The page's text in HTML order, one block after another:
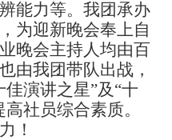
能力等。我团承办
为迎新晚会奉上自
晚会主持人均由百
由我团带队出战，
演讲之星”及“十
社员综合素质。
！